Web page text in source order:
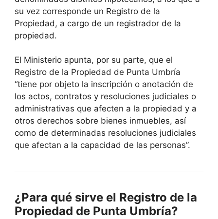
su vez corresponde un Registro de la
Propiedad, a cargo de un registrador de la
propiedad.
El Ministerio apunta, por su parte, que el
Registro de la Propiedad de Punta Umbría
“tiene por objeto la inscripción o anotación de
los actos, contratos y resoluciones judiciales o
administrativas que afecten a la propiedad y a
otros derechos sobre bienes inmuebles, así
como de determinadas resoluciones judiciales
que afectan a la capacidad de las personas”.
¿Para qué sirve el Registro de la
Propiedad de Punta Umbría?